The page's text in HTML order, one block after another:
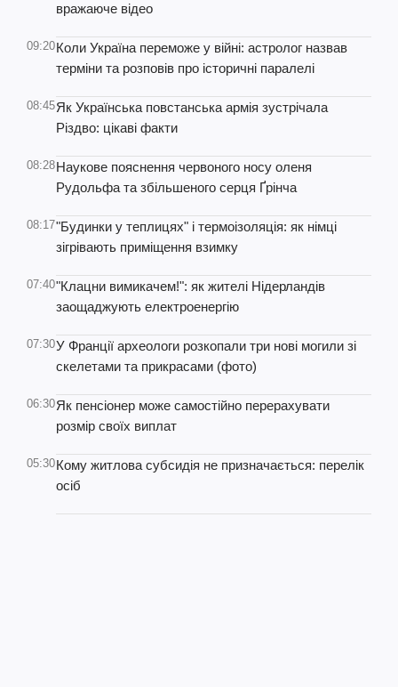
вражаюче відео
09:20Коли Україна переможе у війні: астролог назвав
терміни та розповів про історичні паралелі
08:45Як Українська повстанська армія зустрічала
Різдво: цікаві факти
08:28Наукове пояснення червоного носу оленя
Рудольфа та збільшеного серця Ґрінча
08:17"Будинки у теплицях" і термоізоляція: як німці
зігрівають приміщення взимку
07:40"Клацни вимикачем!": як жителі Нідерландів
заощаджують електроенергію
07:30У Франції археологи розкопали три нові могили зі
скелетами та прикрасами (фото)
06:30Як пенсіонер може самостійно перерахувати
розмір своїх виплат
05:30Кому житлова субсидія не призначається: перелік
осіб